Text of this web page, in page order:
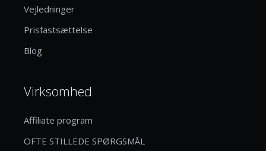
Vejledninger
Prisfastsættelse
Blog
Virksomhed
Affiliate program
OFTE STILLEDE SPØRGSMÅL